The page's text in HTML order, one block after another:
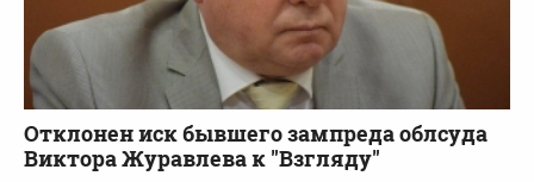
Отклонен иск бывшего зампреда облсуда
Виктора Журавлева к "Взгляду"